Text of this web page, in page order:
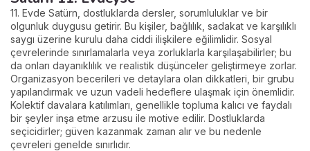
11. Evde Satürn, dostluklarda dersler, sorumluluklar ve bir
olgunluk duygusu getirir. Bu kişiler, bağlılık, sadakat ve karşılıklı
saygı üzerine kurulu daha ciddi ilişkilere eğilimlidir. Sosyal
çevrelerinde sınırlamalarla veya zorluklarla karşılaşabilirler; bu
da onları dayanıklılık ve realistik düşünceler geliştirmeye zorlar.
Organizasyon becerileri ve detaylara olan dikkatleri, bir grubu
yapılandırmak ve uzun vadeli hedeflere ulaşmak için önemlidir.
Kolektif davalara katılımları, genellikle topluma kalıcı ve faydalı
bir şeyler inşa etme arzusu ile motive edilir. Dostluklarda
seçicidirler; güven kazanmak zaman alır ve bu nedenle
çevreleri genelde sınırlıdır.